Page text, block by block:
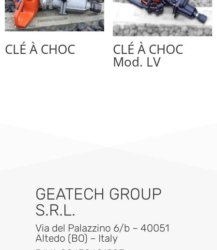
CLÉ À CHOC CLÉ À CHOC
Mod. LV
GEATECH GROUP
S.R.L.
Via del Palazzino 6/b – 40051
Altedo (BO) – Italy